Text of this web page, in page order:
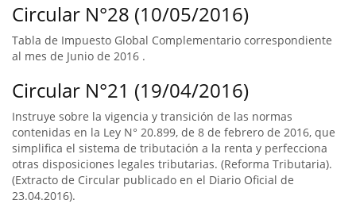
Circular N°28 (10/05/2016)
Tabla de Impuesto Global Complementario correspondiente
al mes de Junio de 2016 .
Circular N°21 (19/04/2016)
Instruye sobre la vigencia y transición de las normas
contenidas en la Ley N° 20.899, de 8 de febrero de 2016, que
simplifica el sistema de tributación a la renta y perfecciona
otras disposiciones legales tributarias. (Reforma Tributaria).
(Extracto de Circular publicado en el Diario Oficial de
23.04.2016).